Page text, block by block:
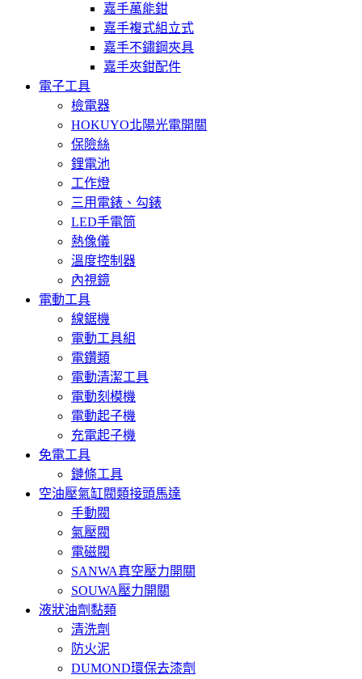
嘉手萬能鉗
嘉手複式組立式
嘉手不鏽鋼夾具
嘉手夾鉗配件
電子工具
檢電器
HOKUYO北陽光電開關
保險絲
鋰電池
工作燈
三用電錶、勾錶
LED手電筒
熱像儀
溫度控制器
內視鏡
電動工具
線鋸機
電動工具組
電鑽類
電動清潔工具
電動刻模機
電動起子機
充電起子機
免電工具
鏈條工具
空油壓氣缸閥類接頭馬達
手動閥
氣壓閥
電磁閥
SANWA真空壓力開關
SOUWA壓力開關
液狀油劑黏類
清洗劑
防火泥
DUMOND環保去漆劑